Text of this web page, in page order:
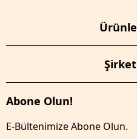
Abone Olun!
E-Bültenimize Abone Olun.